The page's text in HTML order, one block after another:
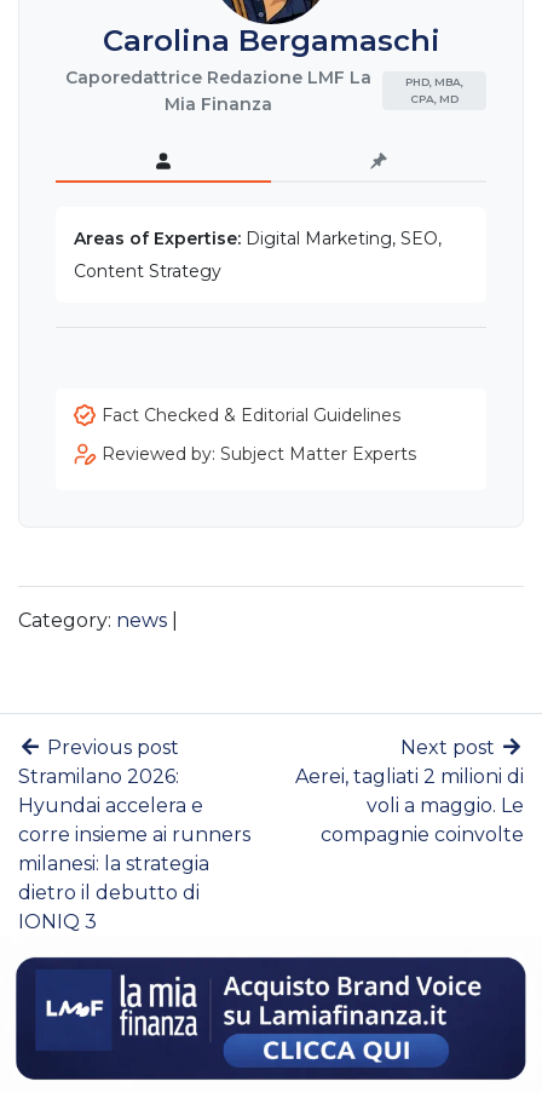
Carolina Bergamaschi
Caporedattrice Redazione LMF La
Mia Finanza
PHD, MBA,
CPA, MD
Areas of Expertise: Digital Marketing, SEO,
Content Strategy
Fact Checked & Editorial Guidelines
Reviewed by: Subject Matter Experts
Category: news
Previous post
Stramilano 2026:
Hyundai accelera e
corre insieme ai runners
milanesi: la strategia
dietro il debutto di
IONIQ 3
Next post
Aerei, tagliati 2 milioni di
voli a maggio. Le
compagnie coinvolte